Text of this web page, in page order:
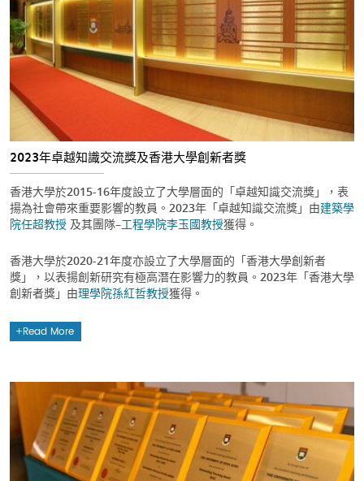
2023年卓越知識交流獎及香港大學創新者獎
香港大學於2015-16年度設立了大學層面的「卓越知識交流獎」，表
揚為社會帶來重要影響的教員。2023年「卓越知識交流獎」由建築學
院任超教授 及其團隊–工程學院李玉國教授獲得。
香港大學於2020-21年度亦設立了大學層面的「香港大學創新者
獎」，以表揚創新研究有極高潛在影響力的教員。2023年「香港大學
創新者獎」由理學院孫紅哲教授獲得。
Read More